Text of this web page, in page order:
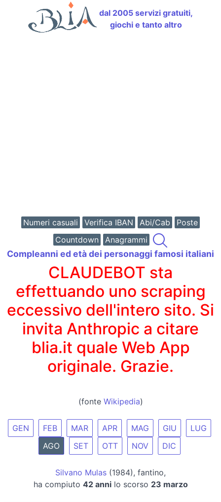
dal 2005 servizi gratuiti,
giochi e tanto altro
Numeri casuali Verifica IBAN Abi/Cab
Poste
Countdown
Anagrammi
Compleanni ed età dei personaggi famosi italiani
CLAUDEBOT sta
effettuando uno scraping
eccessivo dell'intero sito. Si
invita Anthropic a citare
blia.it quale Web App
originale. Grazie.
(fonte Wikipedia)
GEN FEB MAR APR MAG GIU
LUG
AGO
SET OTT NOV DIC
Silvano Mulas (1984), fantino,
ha compiuto 42 annilo scorso 23 marzo